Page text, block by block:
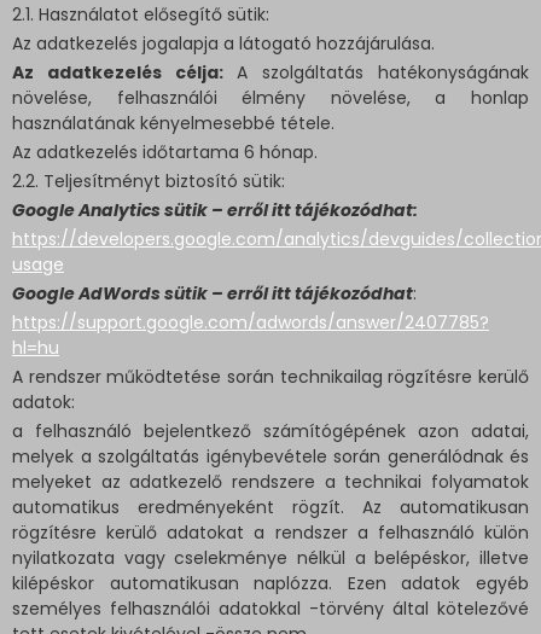
2.1. Használatot elősegítő sütik:
Az adatkezelés jogalapja a látogató hozzájárulása.
Az adatkezelés célja: A szolgáltatás hatékonyságának
növelése, felhasználói élmény növelése, a honlap
használatának kényelmesebbé tétele.
Az adatkezelés időtartama 6 hónap.
2.2. Teljesítményt biztosító sütik:
Google Analytics sütik – erről itt tájékozódhat:
https://developers.google.com/analytics/devguides/
usage
Google AdWords sütik – erről itt tájékozódhat:
https://support.google.com/adwords/answer/2407785?
hl=hu
A rendszer működtetése során technikailag rögzítésre kerülő
adatok:
a felhasználó bejelentkező számítógépének azon adatai,
melyek a szolgáltatás igénybevétele során generálódnak és
melyeket az adatkezelő rendszere a technikai folyamatok
automatikus eredményeként rögzít. Az automatikusan
rögzítésre kerülő adatokat a rendszer a felhasználó külön
nyilatkozata vagy cselekménye nélkül a belépéskor, illetve
kilépéskor automatikusan naplózza. Ezen adatok egyéb
személyes felhasználói adatokkal -törvény által kötelezővé